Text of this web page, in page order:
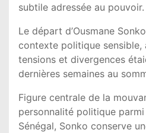
subtile adressée au pouvoir.
Le départ d’Ousmane
contexte politique sensible,
tensions et divergences
dernières semaines au
Figure centrale de la
personnalité politique
Sénégal, Sonko conserve